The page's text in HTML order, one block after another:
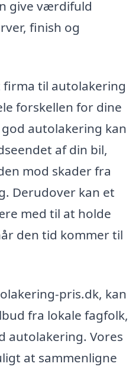
give værdifuld
finish og
til autolakering
forskellen for dine
autolakering kan
af din bil,
mod skader fra
Derudover kan et
med til at holde
den tid kommer til
pris.dk, kan
fra lokale fagfolk,
autolakering. Vores
at sammenligne